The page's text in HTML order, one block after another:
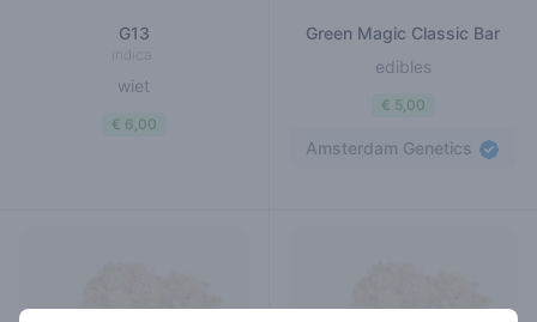
G13
indica
wiet
€ 6,00
Green Magic Classic Bar
edibles
€ 5,00
Amsterdam Genetics